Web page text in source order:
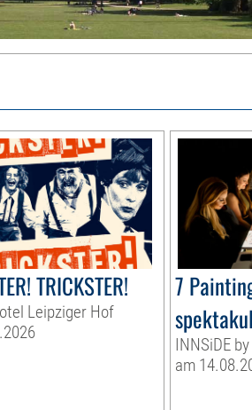
TRICKSTER!
Leipziger Hof
7
INNSiDE
am